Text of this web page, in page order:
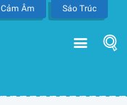
Cảm Âm Sáo Trúc